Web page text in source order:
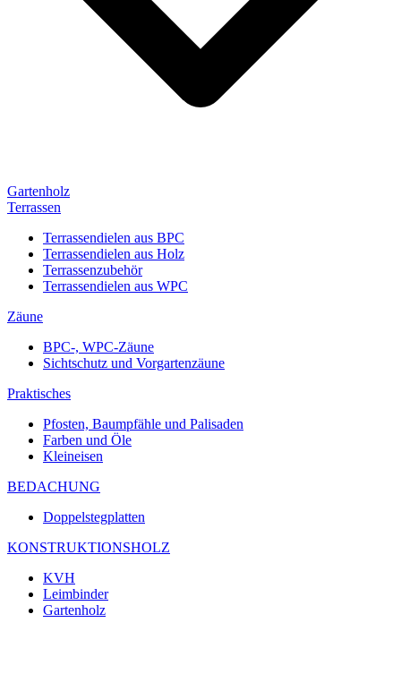
Gartenholz
Terrassen
Terrassendielen aus BPC
Terrassendielen aus Holz
Terrassenzubehör
Terrassendielen aus WPC
Zäune
BPC-, WPC-Zäune
Sichtschutz und Vorgartenzäune
Praktisches
Pfosten, Baumpfähle und Palisaden
Farben und Öle
Kleineisen
BEDACHUNG
Doppelstegplatten
KONSTRUKTIONSHOLZ
KVH
Leimbinder
Gartenholz